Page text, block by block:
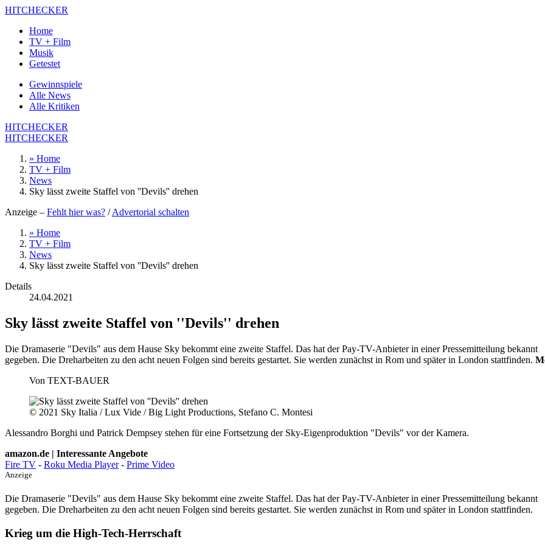
HITCHECKER
Home
TV + Film
Musik
Getestet
Gewinnspiele
Alle News
Alle Kritiken
HITCHECKER
HITCHECKER
» Home
TV + Film
News
Sky lässt zweite Staffel von ''Devils'' drehen
Anzeige – Fehlt hier was? /Advertorial schalten
» Home
TV + Film
News
Sky lässt zweite Staffel von ''Devils'' drehen
Details
24.04.2021
Sky lässt zweite Staffel von ''Devils'' drehen
Die Dramaserie "Devils" aus dem Hause Sky bekommt eine zweite Staffel. Das hat der Pay-TV-Anbieter in einer Pressemitteilung bekannt
gegeben. Die Dreharbeiten zu den acht neuen Folgen sind bereits gestartet. Sie werden zunächst in Rom und später in London stattfinden.
Von TEXT-BAUER
© 2021 Sky Italia / Lux Vide / Big Light Productions, Stefano C. Montesi
Alessandro Borghi und Patrick Dempsey stehen für eine Fortsetzung der Sky-Eigenproduktion "Devils" vor der Kamera.
amazon.de | Interessante Angebote
Fire TV - Roku Media Player- Prime Video
Anzeige
Die Dramaserie "Devils" aus dem Hause Sky bekommt eine zweite Staffel. Das hat der Pay-TV-Anbieter in einer Pressemitteilung bekannt
gegeben. Die Dreharbeiten zu den acht neuen Folgen sind bereits gestartet. Sie werden zunächst in Rom und später in London stattfinden.
Krieg um die High-Tech-Herrschaft